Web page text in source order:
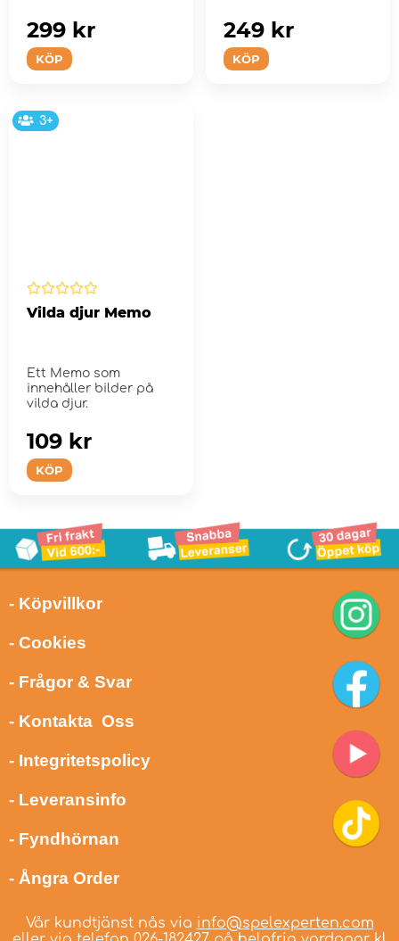
KÖP
299 kr
KÖP
249 kr
3+
Vilda djur Memo
Ett Memo som
innehåller bilder på
vilda djur.
KÖP
109 kr
- Köpvillkor
- Cookies
- Frågor & Svar
- Kontakta Oss
- Integritetspolicy
- Leveransinfo
- Fyndhörnan
- Ångra Order
Vår kundtjänst nås via info@spelexperten.com